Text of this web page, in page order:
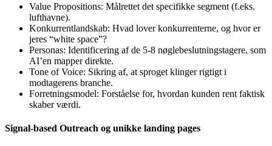
Value Propositions: Målrettet det specifikke segment (f.eks.
lufthavne).
Konkurrentlandskab: Hvad lover konkurrenterne, og hvor er
jeres “white space”?
Personas: Identificering af de 5-8 nøglebeslutningstagere, som
AI’en mapper direkte.
Tone of Voice: Sikring af, at sproget klinger rigtigt i
modtagerens branche.
Forretningsmodel: Forståelse for, hvordan kunden rent faktisk
skaber værdi.
Signal-based Outreach og unikke landing pages